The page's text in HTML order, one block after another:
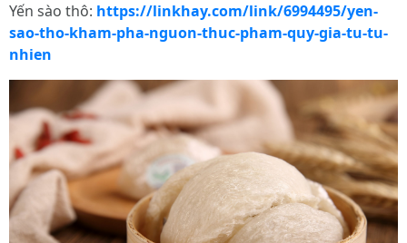
Yến sào thô: https://linkhay.com/link/6994495/yen-
sao-tho-kham-pha-nguon-thuc-pham-quy-gia-tu-tu-
nhien